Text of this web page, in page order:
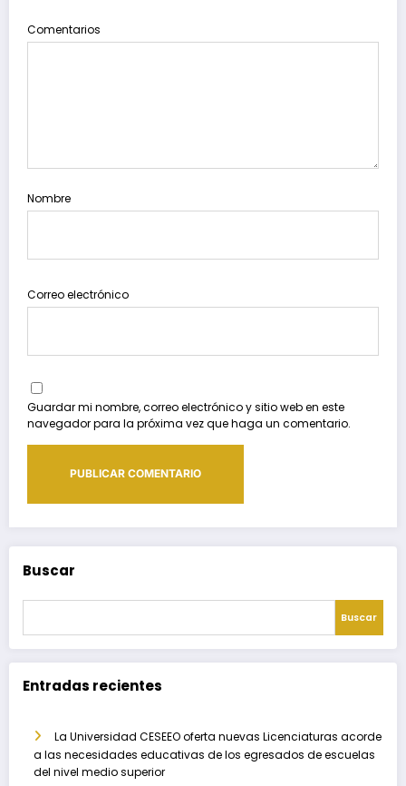
Comentarios
Nombre
Correo electrónico
Guardar mi nombre, correo electrónico y sitio web en este
navegador para la próxima vez que haga un comentario.
Buscar
Buscar
Entradas recientes
La Universidad CESEEO oferta nuevas Licenciaturas acorde
a las necesidades educativas de los egresados de escuelas
del nivel medio superior